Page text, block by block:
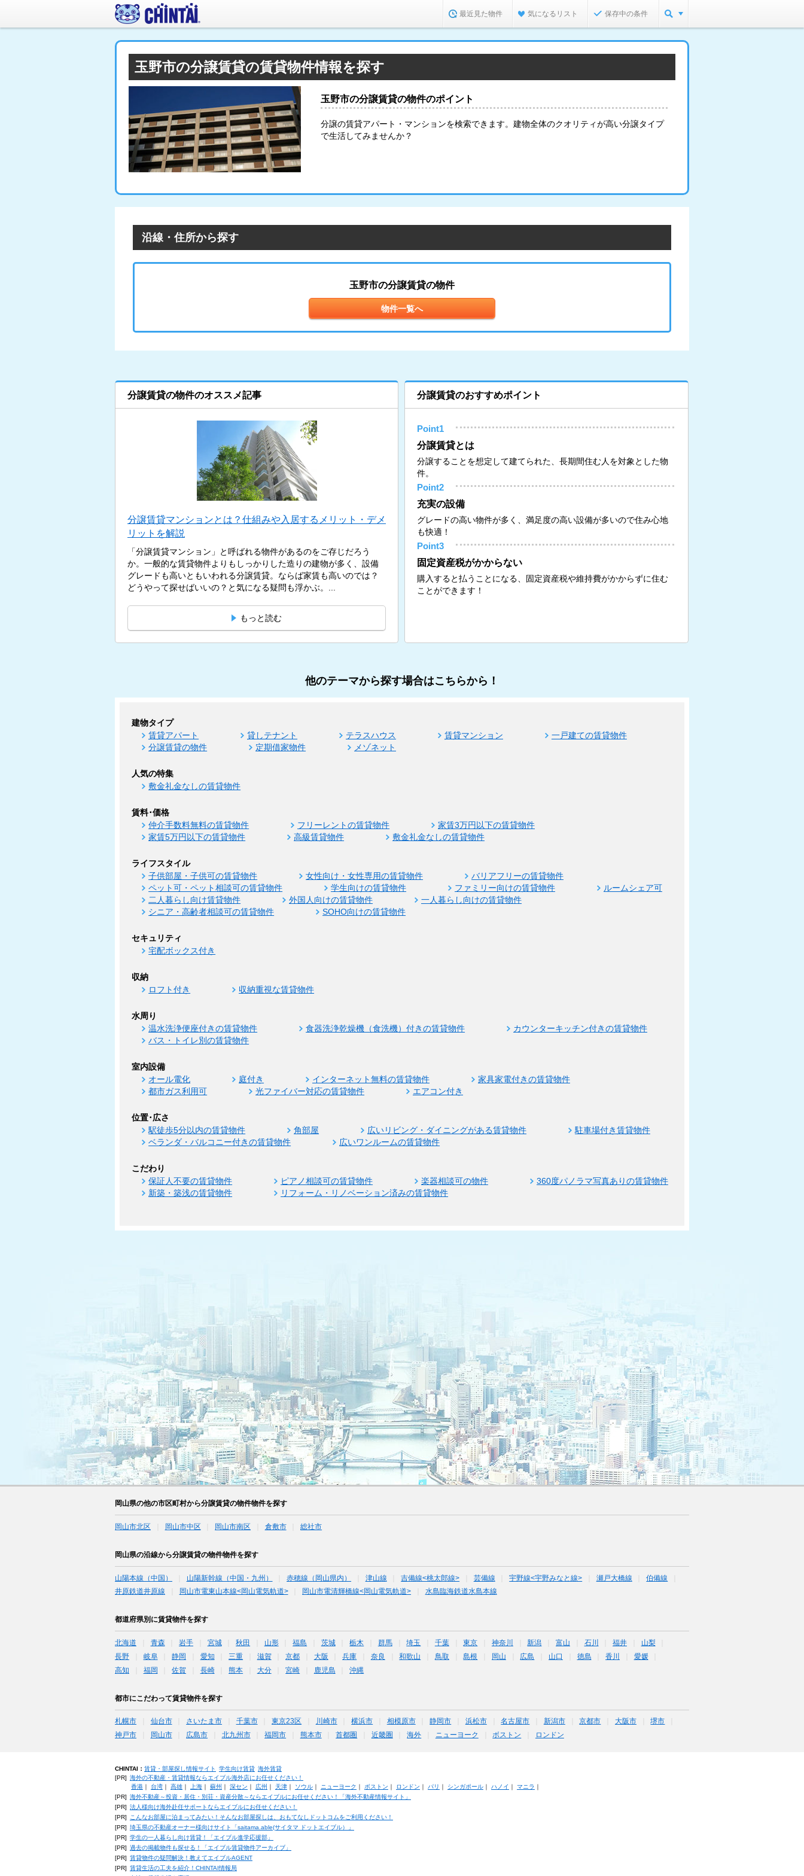
最近見た物件 気になるリスト 保存中の条件
玉野市の分譲賃貸の賃貸物件情報を探す
玉野市の分譲賃貸の物件のポイント
分譲の賃貸アパート・マンションを検索できます。建物全体のクオリティが高い分譲タイプ
で生活してみませんか？
沿線・住所から探す
玉野市の分譲賃貸の物件
物件一覧へ
分譲賃貸の物件のオススメ記事
分譲賃貸マンションとは？仕組みや入居するメリット・デメ
リットを解説
「分譲賃貸マンション」と呼ばれる物件があるのをご存じだろう
か。一般的な賃貸物件よりもしっかりした造りの建物が多く、設備
グレードも高いともいわれる分譲賃貸。ならば家賃も高いのでは？
どうやって探せばいいの？と気になる疑問も浮かぶ。...
もっと読む
分譲賃貸のおすすめポイント
Point1
分譲賃貸とは
分譲することを想定して建てられた、長期間住む人を対象とした物
件。
Point2
充実の設備
グレードの高い物件が多く、満足度の高い設備が多いので住み心地
も快適！
Point3
固定資産税がかからない
購入すると払うことになる、固定資産税や維持費がかからずに住む
ことができます！
他のテーマから探す場合はこちらから！
建物タイプ
賃貸アパート 貸しテナント テラスハウス 賃貸マンション
一戸建ての賃貸物件
分譲賃貸の物件
定期借家物件 メゾネット
人気の特集
敷金礼金なしの賃貸物件
賃料･価格
仲介手数料無料の賃貸物件 フリーレントの賃貸物件
家賃3万円以下の賃貸物件
家賃5万円以下の賃貸物件
高級賃貸物件 敷金礼金なしの賃貸物件
ライフスタイル
子供部屋・子供可の賃貸物件 女性向け・女性専用の賃貸物件
バリアフリーの賃貸物件
ペット可・ペット相談可の賃貸物件
学生向けの賃貸物件 ファミリー向けの賃貸物件
ルームシェア可
二人暮らし向け賃貸物件
外国人向けの賃貸物件
一人暮らし向けの賃貸物件
シニア・高齢者相談可の賃貸物件
SOHO向けの賃貸物件
セキュリティ
宅配ボックス付き
収納
ロフト付き 収納重視な賃貸物件
水周り
温水洗浄便座付きの賃貸物件 食器洗浄乾燥機（食洗機）付きの賃貸物件
カウンターキッチン付きの賃貸物件
バス・トイレ別の賃貸物件
室内設備
オール電化 庭付き インターネット無料の賃貸物件
家具家電付きの賃貸物件
都市ガス利用可
光ファイバー対応の賃貸物件 エアコン付き
位置･広さ
駅徒歩5分以内の賃貸物件 角部屋 広いリビング・ダイニングがある賃貸物件
駐車場付き賃貸物件
ベランダ・バルコニー付きの賃貸物件
広いワンルームの賃貸物件
こだわり
保証人不要の賃貸物件 ピアノ相談可の賃貸物件 楽器相談可の物件
360度パノラマ写真ありの賃貸物件
新築・築浅の賃貸物件
リフォーム・リノベーション済みの賃貸物件
岡山県の他の市区町村から分譲賃貸の物件物件を探す
岡山市北区 岡山市中区 岡山市南区 倉敷市 総社市
岡山県の沿線から分譲賃貸の物件物件を探す
山陽本線（中国） 山陽新幹線（中国・九州） 赤穂線（岡山県内） 津山線 吉備線<桃太郎線> 芸備線 宇野線<宇野みなと線> 瀬戸大橋線
伯備線
井原鉄道井原線
岡山市電東山本線<岡山電気軌道> 岡山市電清輝橋線<岡山電気軌道> 水島臨海鉄道水島本線
都道府県別に賃貸物件を探す
北海道 青森 岩手 宮城 秋田 山形 福島 茨城 栃木 群馬 埼玉 千葉 東京 神奈川 新潟 富山 石川 福井
山梨
長野
岐阜 静岡 愛知 三重 滋賀 京都 大阪 兵庫 奈良 和歌山 鳥取 島根 岡山 広島 山口 徳島 香川
愛媛
高知
福岡 佐賀 長崎 熊本 大分 宮崎 鹿児島 沖縄
都市にこだわって賃貸物件を探す
札幌市 仙台市 さいたま市 千葉市 東京23区 川崎市 横浜市 相模原市 静岡市 浜松市 名古屋市 新潟市 京都市 大阪市
堺市
神戸市
岡山市 広島市 北九州市 福岡市 熊本市 首都圏 近畿圏 海外 ニューヨーク ボストン ロンドン
CHINTAI： 賃貸・部屋探し情報サイト 学生向け賃貸 海外賃貸
[PR] 海外の不動産・賃貸情報ならエイブル海外店にお任せください！
香港｜ 台湾｜ 高雄｜ 上海｜ 蘇州 ｜ 深セン ｜ 広州 ｜ 天津｜ ソウル｜ ニューヨーク ｜ ボストン ｜ ロンドン ｜ パリ ｜ シンガポール｜ ハノイ ｜ マニラ ｜
[PR] 海外不動産～投資・居住・別荘・資産分散～ならエイブルにお任せください！「海外不動産情報サイト」
[PR] 法人様向け海外赴任サポートならエイブルにお任せください！
[PR]
こんなお部屋に泊まってみたい！そんなお部屋探しは、おもてなしドットコムをご利用ください！
[PR] 埼玉県の不動産オーナー様向けサイト「saitama.able(サイタマ ドットエイブル）」
[PR] 学生の一人暮らし向け賃貸！「エイブル進学応援部」
[PR] 過去の掲載物件も探せる！「エイブル賃貸物件アーカイブ」
[PR] 賃貸物件の疑問解決！教えてエイブルAGENT
[PR] 賃貸生活の工夫を紹介！CHINTAI情報局